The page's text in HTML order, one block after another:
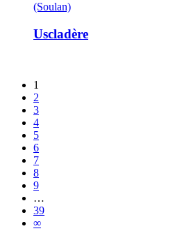
(Soulan)
Uscladère
1
2
3
4
5
6
7
8
9
…
39
∞